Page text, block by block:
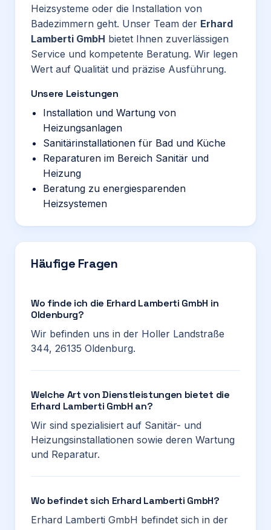
Heizsysteme oder die Installation von
Badezimmern geht. Unser Team der Erhard
Lamberti GmbH bietet Ihnen zuverlässigen
Service und kompetente Beratung. Wir legen
Wert auf Qualität und präzise Ausführung.
Unsere Leistungen
Installation und Wartung von
Heizungsanlagen
Sanitärinstallationen für Bad und Küche
Reparaturen im Bereich Sanitär und
Heizung
Beratung zu energiesparenden
Heizsystemen
Häufige Fragen
Wo finde ich die Erhard Lamberti GmbH in
Oldenburg?
Wir befinden uns in der Holler Landstraße
344, 26135 Oldenburg.
Welche Art von Dienstleistungen bietet die
Erhard Lamberti GmbH an?
Wir sind spezialisiert auf Sanitär- und
Heizungsinstallationen sowie deren Wartung
und Reparatur.
Wo befindet sich Erhard Lamberti GmbH?
Erhard Lamberti GmbH befindet sich in der